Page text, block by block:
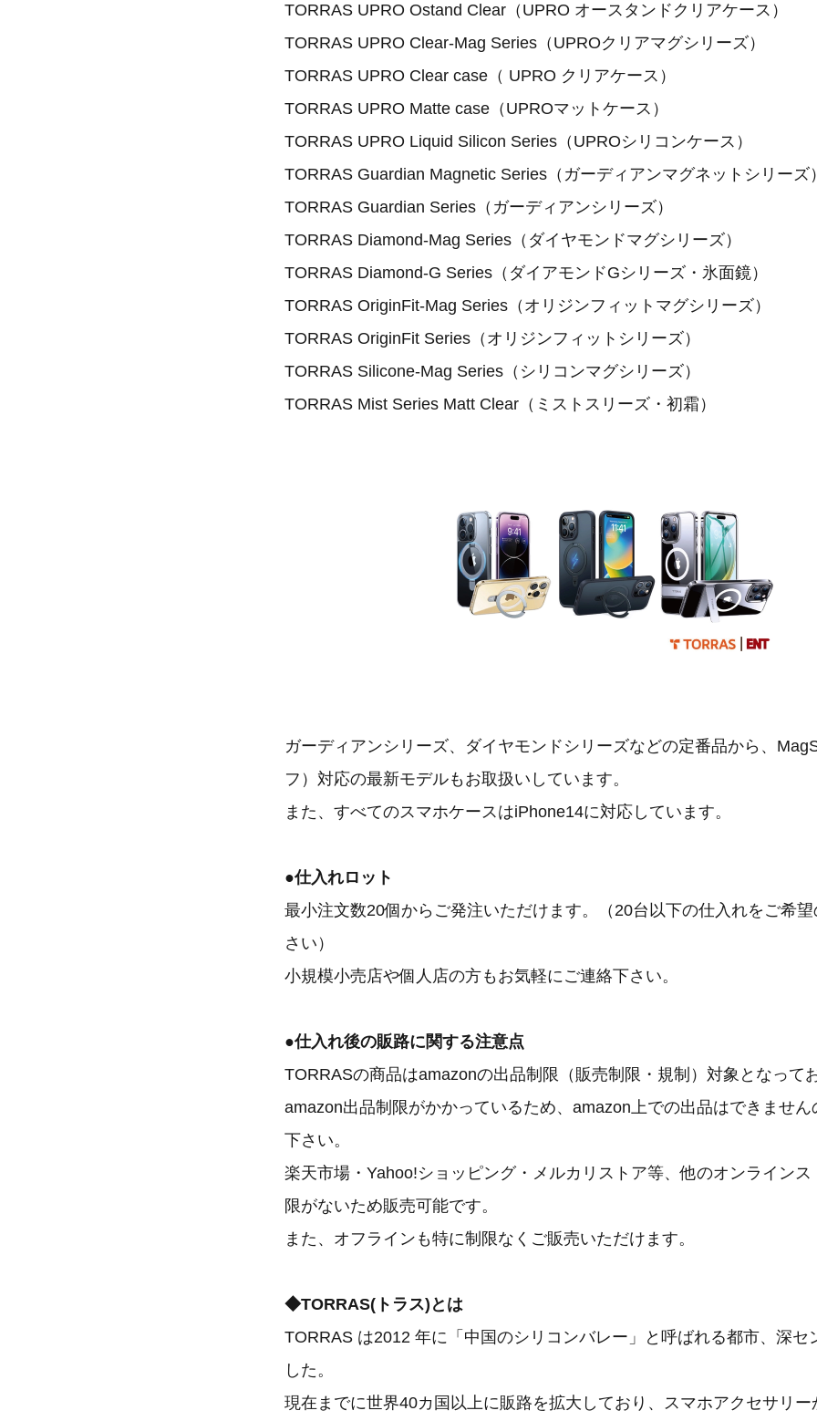
TORRAS UPRO Ostand Clear（UPRO オースタンドクリアケース）
TORRAS UPRO Clear-Mag Series（UPROクリアマグシリーズ）
TORRAS UPRO Clear case（ UPRO クリアケース）
TORRAS UPRO Matte case（UPROマットケース）
TORRAS UPRO Liquid Silicon Series（UPROシリコンケース）
TORRAS Guardian Magnetic Series（ガーディアンマグネットシリーズ）
TORRAS Guardian Series（ガーディアンシリーズ）
TORRAS Diamond-Mag Series（ダイヤモンドマグシリーズ）
TORRAS Diamond-G Series（ダイアモンドGシリーズ・氷面鏡）
TORRAS OriginFit-Mag Series（オリジンフィットマグシリーズ）
TORRAS OriginFit Series（オリジンフィットシリーズ）
TORRAS Silicone-Mag Series（シリコンマグシリーズ）
TORRAS Mist Series Matt Clear（ミストスリーズ・初霜）
ガーディアンシリーズ、ダイヤモンドシリーズなどの定番品から、
フ）対応の最新モデルもお取扱いしています。
また、すべてのスマホケースはiPhone14に対応しています。
●仕入れロット
最小注文数20個からご発注いただけます。（20台以下の仕入れをご希
さい）
小規模小売店や個人店の方もお気軽にご連絡下さい。
●仕入れ後の販路に関する注意点
TORRASの商品はamazonの出品制限（販売制限・規制）対象となって
amazon出品制限がかかっているため、amazon上での出品はできません
下さい。
楽天市場・Yahoo!ショッピング・メルカリストア等、他のオンラインス
限がないため販売可能です。
また、オフラインも特に制限なくご販売いただけます。
◆TORRAS(トラス)とは
TORRAS は2012 年に「中国のシリコンバレー」と呼ばれる都市、深セ
した。
現在までに世界40カ国以上に販路を拡大しており、スマホアクセサリー